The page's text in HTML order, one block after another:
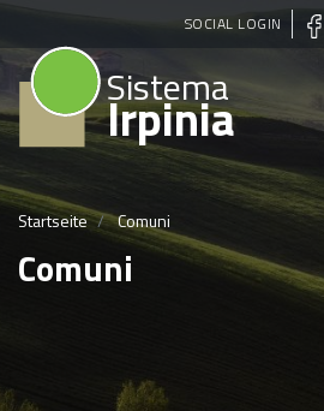
Direkt
zum
SOCIAL LOGIN
Sistema
Irpinia
Startseite Comuni
Comuni